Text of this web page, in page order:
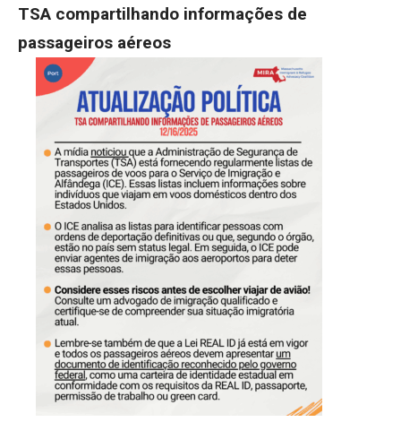
TSA compartilhando informações de
passageiros aéreos